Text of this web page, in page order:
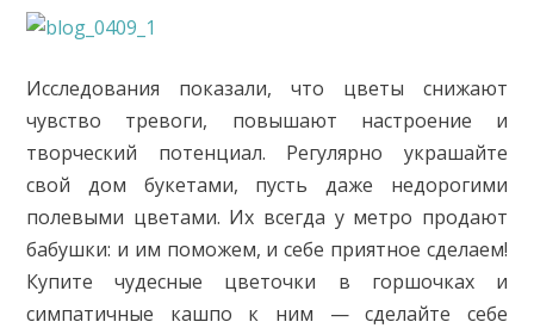
Исследования показали, что цветы снижают
чувство тревоги, повышают настроение и
творческий потенциал. Регулярно украшайте
свой дом букетами, пусть даже недорогими
полевыми цветами. Их всегда у метро продают
бабушки: и им поможем, и себе приятное сделаем!
Купите чудесные цветочки в горшочках и
симпатичные кашпо к ним — сделайте себе